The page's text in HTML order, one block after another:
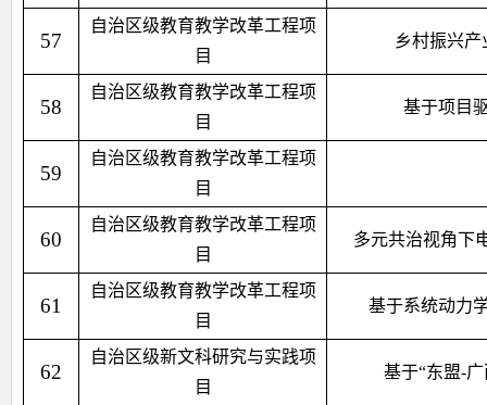
57
自治区级教育教学改革工程项
目
乡村振兴
58
自治区级教育教学改革工程项
目
基于项目
59
自治区级教育教学改革工程项
目
60
自治区级教育教学改革工程项
目
多元共治视角下
61
自治区级教育教学改革工程项
目
基于系统动力
62
自治区级新文科研究与实践项
目
基于“东盟-